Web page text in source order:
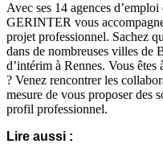
Avec ses 14 agences
GERINTER vous
projet professionnel. Sachez
dans de nombreuses villes de
d’intérim à Rennes. Vous
? Venez rencontrer les
mesure de vous proposer des
profil professionnel.
Lire aussi :